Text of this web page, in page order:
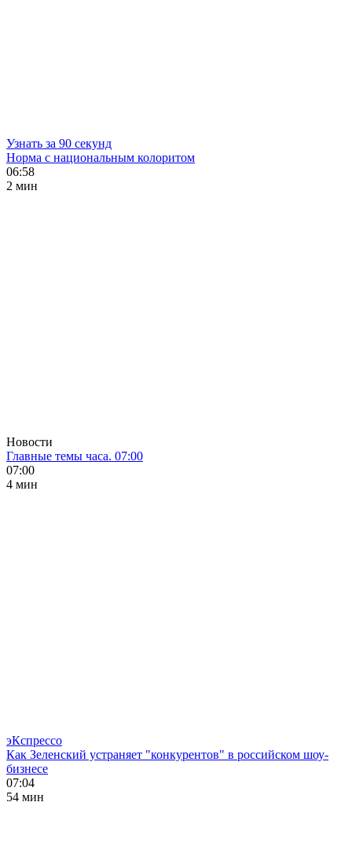
Узнать за 90 секунд
Норма с национальным колоритом
06:58
2 мин
Новости
Главные темы часа. 07:00
07:00
4 мин
эКспрессо
Как Зеленский устраняет "конкурентов" в российском шоу-
бизнесе
07:04
54 мин